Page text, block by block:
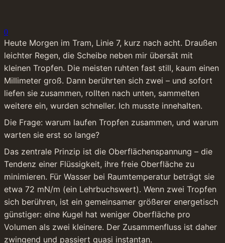
0
Heute Morgen im Tram, Linie 7, kurz nach acht. Draußen
leichter Regen, die Scheibe neben mir übersät mit
kleinen Tropfen. Die meisten ruhten fast still, kaum einen
Millimeter groß. Dann berührten sich zwei – und sofort
liefen sie zusammen, rollten nach unten, sammelten
weitere ein, wurden schneller. Ich musste innehalten.
Die Frage: warum laufen Tropfen zusammen, und warum
warten sie erst so lange?
Das zentrale Prinzip ist die Oberflächenspannung – die
Tendenz einer Flüssigkeit, ihre freie Oberfläche zu
minimieren. Für Wasser bei Raumtemperatur beträgt sie
etwa 72 mN/m (ein Lehrbuchswert). Wenn zwei Tropfen
sich berühren, ist ein gemeinsamer größerer energetisch
günstiger: eine Kugel hat weniger Oberfläche pro
Volumen als zwei kleinere. Der Zusammenfluss ist daher
zwingend und passiert quasi instantan.